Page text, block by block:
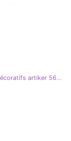
Les tongs plats des femmes avec des détails décoratifs artiker 56c1335 beige